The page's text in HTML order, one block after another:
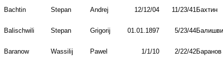
Bachtin Stepan Andrej 12/12/04 11/23/41Бахтин
Balischwili Stepan Grigorij 01.01.1897 5/23/44
Baranow Wassilij Pawel 1/1/10 2/22/42Баранов